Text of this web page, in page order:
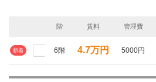
階 賃料 管理費
新着 6階 4.7万円 5000円